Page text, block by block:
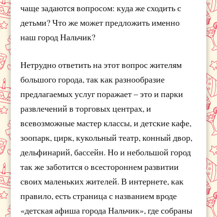
чаще задаются вопросом: куда же сходить с
детьми? Что же может предложить именно
наш город Нальчик?
Нетрудно ответить на этот вопрос жителям
большого города, так как разнообразие
предлагаемых услуг поражает – это и парки
развлечений в торговых центрах, и
всевозможные мастер классы, и детские кафе,
зоопарк, цирк, кукольный театр, конный двор,
дельфинарий, бассейн. Но и небольшой город
так же заботится о всестороннем развитии
своих маленьких жителей. В интернете, как
правило, есть страница с названием вроде
«детская афиша города Нальчик», где собраны